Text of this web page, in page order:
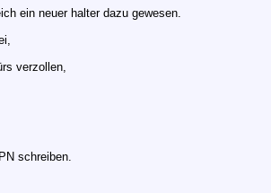
ein neuer halter dazu gewesen.
verzollen,
schreiben.